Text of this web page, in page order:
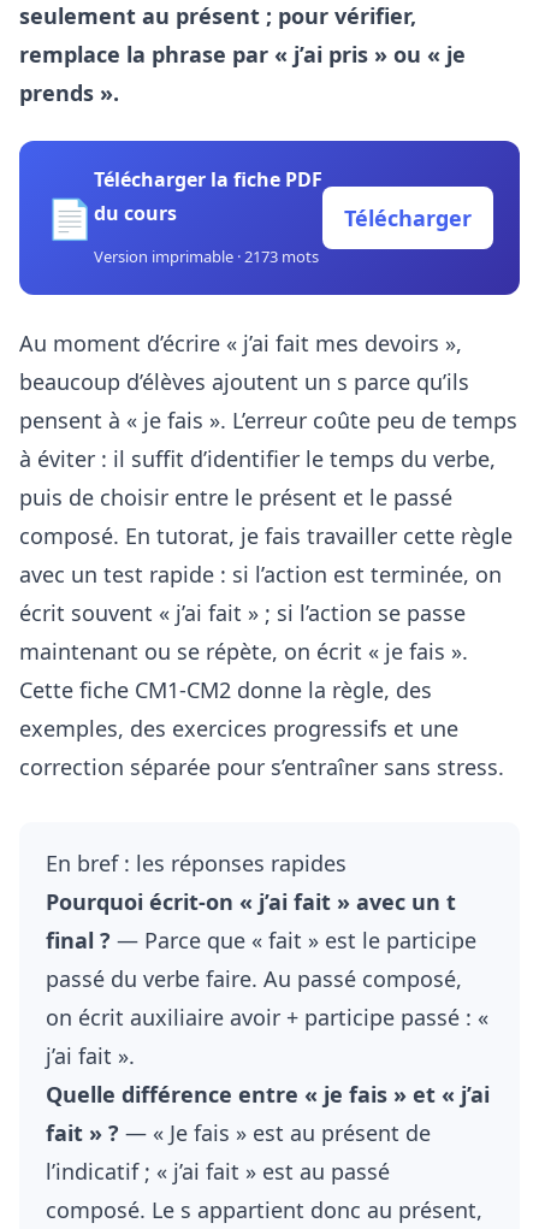
seulement au présent ; pour vérifier,
remplace la phrase par « j’ai pris » ou « je
prends ».
📄
Télécharger la fiche PDF
du cours
Version imprimable · 2173 mots
Télécharger
Au moment d’écrire « j’ai fait mes devoirs »,
beaucoup d’élèves ajoutent un s parce qu’ils
pensent à « je fais ». L’erreur coûte peu de temps
à éviter : il suffit d’identifier le temps du verbe,
puis de choisir entre le présent et le passé
composé. En tutorat, je fais travailler cette règle
avec un test rapide : si l’action est terminée, on
écrit souvent « j’ai fait » ; si l’action se passe
maintenant ou se répète, on écrit « je fais ».
Cette fiche CM1-CM2 donne la règle, des
exemples, des exercices progressifs et une
correction séparée pour s’entraîner sans stress.
En bref : les réponses rapides
Pourquoi écrit-on « j’ai fait » avec un t
final ? — Parce que « fait » est le participe
passé du verbe faire. Au passé composé,
on écrit auxiliaire avoir + participe passé : «
j’ai fait ».
Quelle différence entre « je fais » et « j’ai
fait » ? — « Je fais » est au présent de
l’indicatif ; « j’ai fait » est au passé
composé. Le s appartient donc au présent,